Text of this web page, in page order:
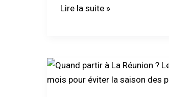
Lire la suite »
Quand
partir